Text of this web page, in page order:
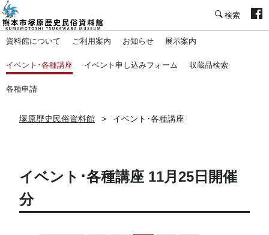
資料館について ご利用案内 お知らせ 展示案内
イベント･各種講座 イベント申し込みフォーム 収蔵品検索
各種申請
塚原歴史民俗資料館 イベント･各種講座
イベント･各種講座 11月25日開催
分